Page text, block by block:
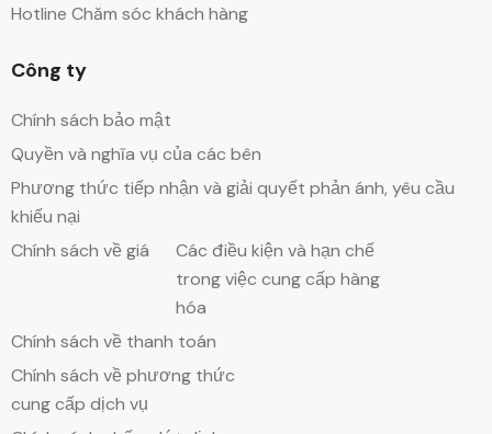
Hotline Chăm sóc khách hàng
Công ty
Chính sách bảo mật
Quyền và nghĩa vụ của các bên
Phương thức tiếp nhận và giải quyết phản ánh, yêu cầu
khiếu nại
Chính sách về giá
Các điều kiện và hạn chế
trong việc cung cấp hàng
hóa
Chính sách về thanh toán
Chính sách về phương thức
cung cấp dịch vụ